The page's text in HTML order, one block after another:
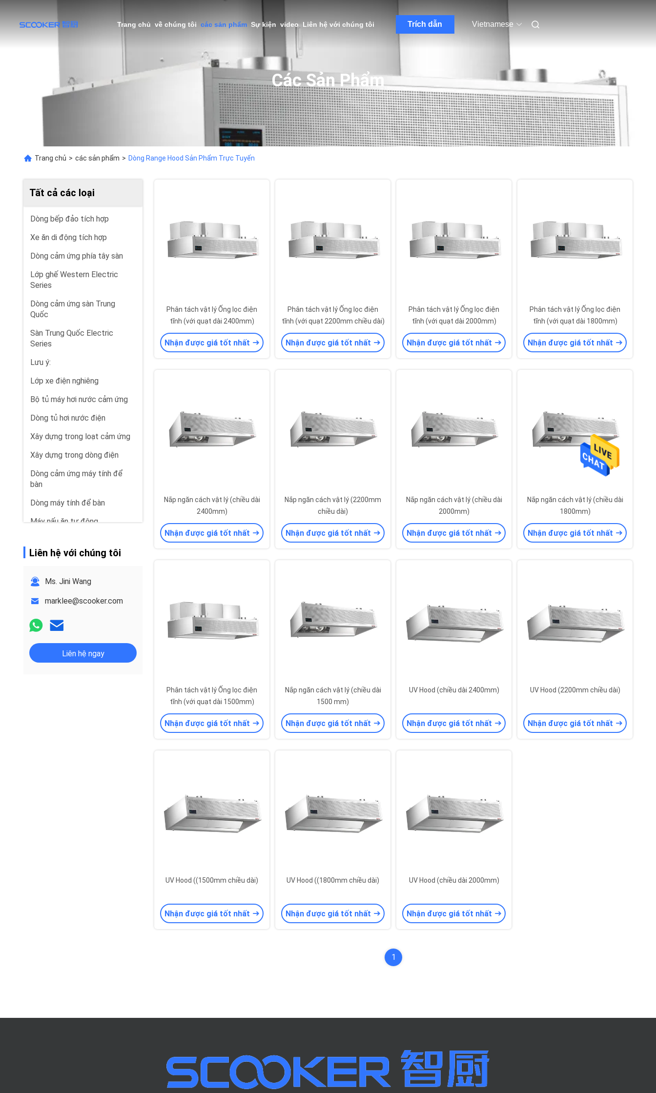
Trang chủ về chúng tôi các sản phẩm Sự kiện video Liên hệ với chúng tôi Trích dẫn Vietnamese
Các Sản Phẩm
Trang chủ > các sản phẩm > Dòng Range Hood Sản Phẩm Trực Tuyến
Tất cả các loại
Dòng bếp đảo tích hợp
Xe ăn di động tích hợp
Dòng cảm ứng phía tây sàn
Lớp ghế Western Electric
Series
Dòng cảm ứng sàn Trung
Quốc
Sàn Trung Quốc Electric
Series
Lưu ý:
Lớp xe điện nghiêng
Bộ tủ máy hơi nước cảm ứng
Dòng tủ hơi nước điện
Xây dựng trong loạt cảm ứng
Xây dựng trong dòng điện
Dòng cảm ứng máy tính để
bàn
Dòng máy tính để bàn
Máy nấu ăn tự động
Dòng Range Hood
Dòng chất tẩy rửa thực
phẩm
Liên hệ với chúng tôi
Ms. Jini Wang
marklee@scooker.com
Liên hệ ngay
Phân tách vật lý Ống lọc điện
tĩnh (với quạt dài 2400mm)
Nhận được giá tốt nhất
Phân tách vật lý Ống lọc điện
tĩnh (với quạt 2200mm chiều dài)
Nhận được giá tốt nhất
Phân tách vật lý Ống lọc điện
tĩnh (với quạt dài 2000mm)
Nhận được giá tốt nhất
Phân tách vật lý Ống lọc điện
tĩnh (với quạt dài 1800mm)
Nhận được giá tốt nhất
Nắp ngăn cách vật lý (chiều dài
2400mm)
Nhận được giá tốt nhất
Nắp ngăn cách vật lý (2200mm
chiều dài)
Nhận được giá tốt nhất
Nắp ngăn cách vật lý (chiều dài
2000mm)
Nhận được giá tốt nhất
Nắp ngăn cách vật lý (chiều dài
1800mm)
Nhận được giá tốt nhất
Phân tách vật lý Ống lọc điện
tĩnh (với quạt dài 1500mm)
Nhận được giá tốt nhất
Nắp ngăn cách vật lý (chiều dài
1500 mm)
Nhận được giá tốt nhất
UV Hood (chiều dài 2400mm)
Nhận được giá tốt nhất
UV Hood (2200mm chiều dài)
Nhận được giá tốt nhất
UV Hood ((1500mm chiều dài)
Nhận được giá tốt nhất
UV Hood ((1800mm chiều dài)
Nhận được giá tốt nhất
UV Hood (chiều dài 2000mm)
Nhận được giá tốt nhất
1